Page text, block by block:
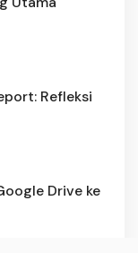
Refleksi
Drive ke